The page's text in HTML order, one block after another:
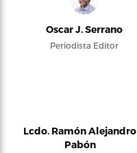
Oscar J. Serrano
Periodista Editor
Lcdo. Ramón Alejandro
Pabón